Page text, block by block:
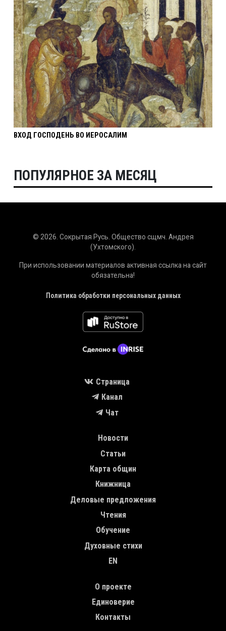
ВХОД ГОСПОДЕНЬ ВО ИЕРОСАЛИМ
ПОПУЛЯРНОЕ ЗА МЕСЯЦ
© 2026. Сокрытая Русь. Общество сщмч. Андрея
(Ухтомского).
При использовании материалов активная ссылка на сайт
обязательна!
Политика обработки персональных данных
Страница
Канал
Чат
Новости
Статьи
Карта общин
Книжница
Деловые предложения
Чтения
Обучение
Духовные стихи
EN
О проекте
Единоверие
Контакты